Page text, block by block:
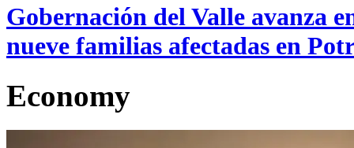
Gobernación del Valle avanza
nueve familias afectadas en
Economy